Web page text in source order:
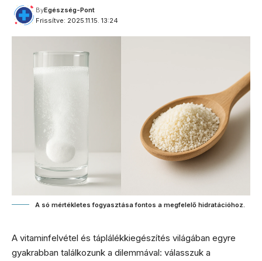
Frissítve: 2025.11.15. 13:24
ByEgészség-Pont
A só mértékletes fogyasztása fontos a megfelelő hidratációhoz.
A vitaminfelvétel és táplálékkiegészítés világában egyre
gyakrabban találkozunk a dilemmával: válasszuk a